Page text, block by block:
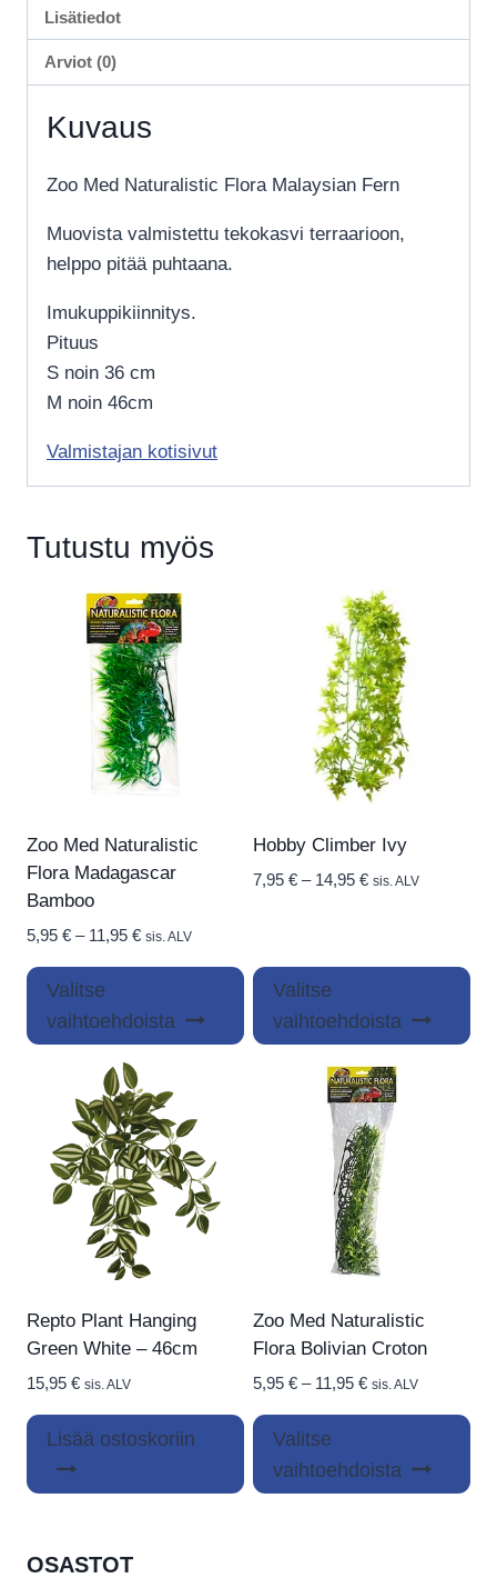
Lisätiedot
Arviot (0)
Kuvaus
Zoo Med Naturalistic Flora Malaysian Fern
Muovista valmistettu tekokasvi terraarioon,
helppo pitää puhtaana.
Imukuppikiinnitys.
Pituus
S noin 36 cm
M noin 46cm
Valmistajan kotisivut
Tutustu myös
Zoo Med Naturalistic
Flora Madagascar
Bamboo
5,95 € – 11,95 €Hintaluokka:
11,95 €
sis. ALV
Valitse
vaihtoehdoista
Tällä
tuotteella
on
muunnelma.
Hobby Climber Ivy
7,95 € – 14,95 €Hintaluokka:
sis. ALV
Valitse
vaihtoehdoista
on
Repto Plant Hanging
Green White – 46cm
15,95 € sis. ALV
Lisää ostoskoriin
Zoo Med Naturalistic
Flora Bolivian Croton
5,95 € – 11,95 €Hintaluokka:
11,95 €
sis. ALV
Valitse
vaihtoehdoista
on
OSASTOT